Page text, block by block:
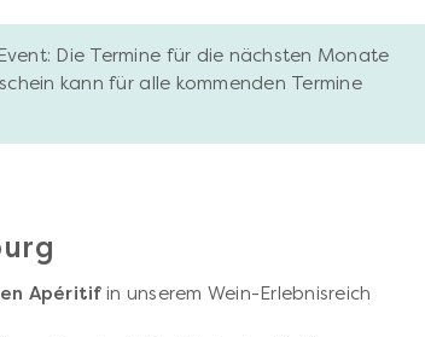
Die Termine für die nächsten Monate
kann für alle kommenden Termine
Apéritifin unserem Wein-Erlebnisreich